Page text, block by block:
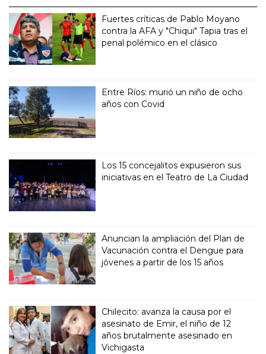
Fuertes críticas de Pablo Moyano
contra la AFA y "Chiqui" Tapia tras el
penal polémico en el clásico
Entre Ríos: murió un niño de ocho
años con Covid
Los 15 concejalitos expusieron sus
iniciativas en el Teatro de La Ciudad
Anuncian la ampliación del Plan de
Vacunación contra el Dengue para
jóvenes a partir de los 15 años
Chilecito: avanza la causa por el
asesinato de Emir, el niño de 12
años brutalmente asesinado en
Vichigasta